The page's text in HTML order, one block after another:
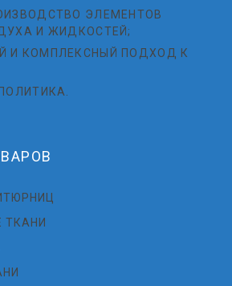
ЭЛЕМЕНТОВ
И ЖИДКОСТЕЙ;
И КОМПЛЕКСНЫЙ ПОДХОД К
ТКАНИ